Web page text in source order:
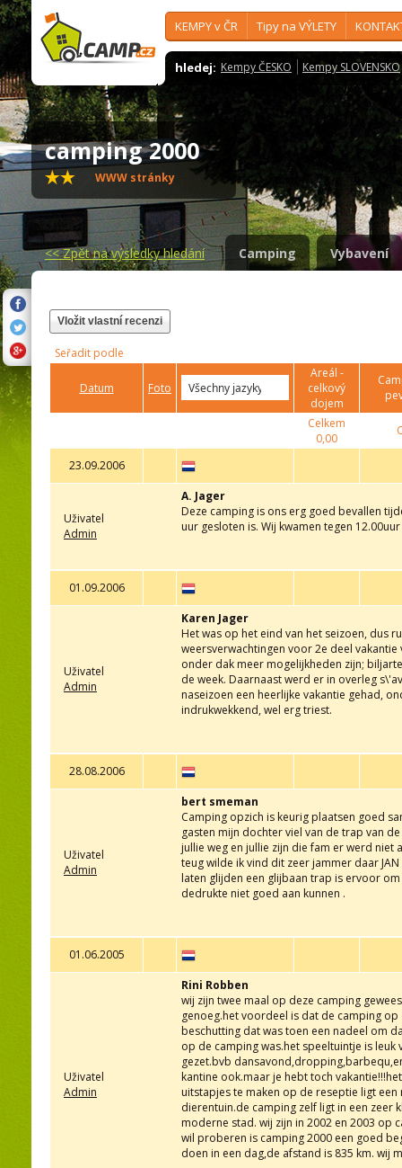
KEMPY v ČR Tipy na VÝLETY
hledej: Kempy ČESKO Kempy SLOVENSKO
camping 2000
WWW stránky
<<Zpět na výsledky hledání Camping Vybavení
Vložit vlastní recenzi
Seřadit podle
Datum Foto
Areál -
celkový
dojem
Celkem
0,00
23.09.2006
Uživatel
Admin
A. Jager
Deze camping is ons erg goed bevallen
uur gesloten is. Wij kwamen tegen
01.09.2006
Uživatel
Admin
Karen Jager
Het was op het eind van het seizoen, dus
weersverwachtingen voor 2e deel
onder dak meer mogelijkheden zijn;
de week. Daarnaast werd er in overleg
naseizoen een heerlijke vakantie gehad,
indrukwekkend, wel erg triest.
28.08.2006
Uživatel
Admin
bert smeman
Camping opzich is keurig plaatsen goed
gasten mijn dochter viel van de trap van
jullie weg en jullie zijn die fam er werd
teug wilde ik vind dit zeer jammer daar
laten glijden een glijbaan trap is ervoor
dedrukte niet goed aan kunnen .
01.06.2005
Uživatel
Admin
Rini Robben
wij zijn twee maal op deze camping
genoeg.het voordeel is dat de camping
beschutting dat was toen een nadeel om
op de camping was.het speeltuintje is
gezet.bvb
kantine ook.maar je hebt toch
uitstapjes te maken op de reseptie ligt
dierentuin.de camping zelf ligt in een zeer
moderne stad. wij zijn in 2002 en 2003 op
wil proberen is camping 2000 een goed
doen in een dag,de afstand is 835 km. wij